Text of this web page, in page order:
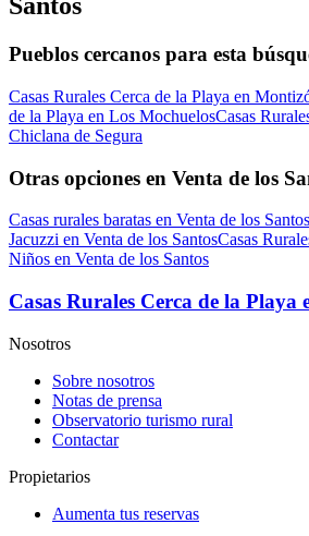
Santos
Pueblos cercanos para esta
Casas Rurales Cerca de la Playa en
de la Playa en Los MochuelosCasas
Chiclana de Segura
Otras opciones en Venta de los
Casas rurales baratas en Venta de los Santos
Jacuzzi en Venta de los SantosCasas
Niños en Venta de los Santos
Casas Rurales Cerca de la Playa
Nosotros
Sobre nosotros
Notas de prensa
Observatorio turismo rural
Contactar
Propietarios
Aumenta tus reservas